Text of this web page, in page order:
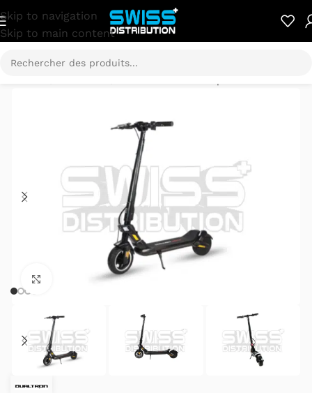
Skip to navigation
Skip to main content
Cliquez pour agrandir.